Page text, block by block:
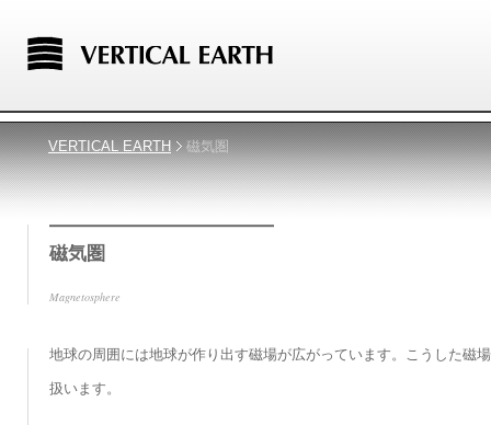
VERTICAL EARTH 磁気圏
磁気圏
Magnetosphere
地球の周囲には地球が作り出す磁場が広がっています。こうした磁
扱います。